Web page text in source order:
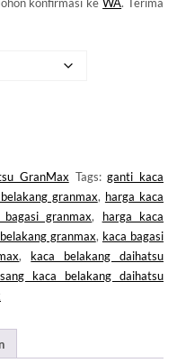
konfirmasi keWA. Terima
GranMax Tags:ganti kaca
granmax, harga kaca
granmax, harga kaca
granmax, kaca bagasi
, kaca belakang daihatsu
kaca belakang daihatsu